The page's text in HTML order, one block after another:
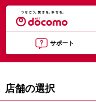
サポート
店舗の選択